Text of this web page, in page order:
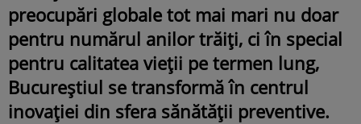
preocupări globale tot mai mari nu doar
pentru numărul anilor trăiți, ci în special
pentru calitatea vieții pe termen lung,
Bucureștiul se transformă în centrul
inovației din sfera sănătății preventive.